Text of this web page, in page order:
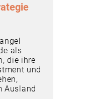
als
die ihre
und
Ausland